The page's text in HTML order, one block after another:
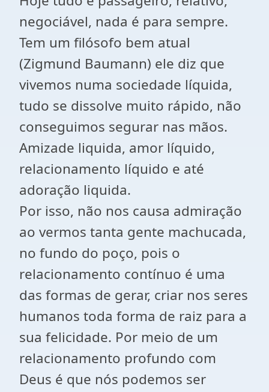
negociável, nada é para sempre.
Tem um filósofo bem atual
(Zigmund Baumann) ele diz que
vivemos numa sociedade líquida,
tudo se dissolve muito rápido, não
conseguimos segurar nas mãos.
Amizade liquida, amor líquido,
relacionamento líquido e até
adoração liquida.
Por isso, não nos causa admiração
ao vermos tanta gente machucada,
no fundo do poço, pois o
relacionamento contínuo é uma
das formas de gerar, criar nos seres
humanos toda forma de raiz para a
sua felicidade. Por meio de um
relacionamento profundo com
Deus é que nós podemos ser